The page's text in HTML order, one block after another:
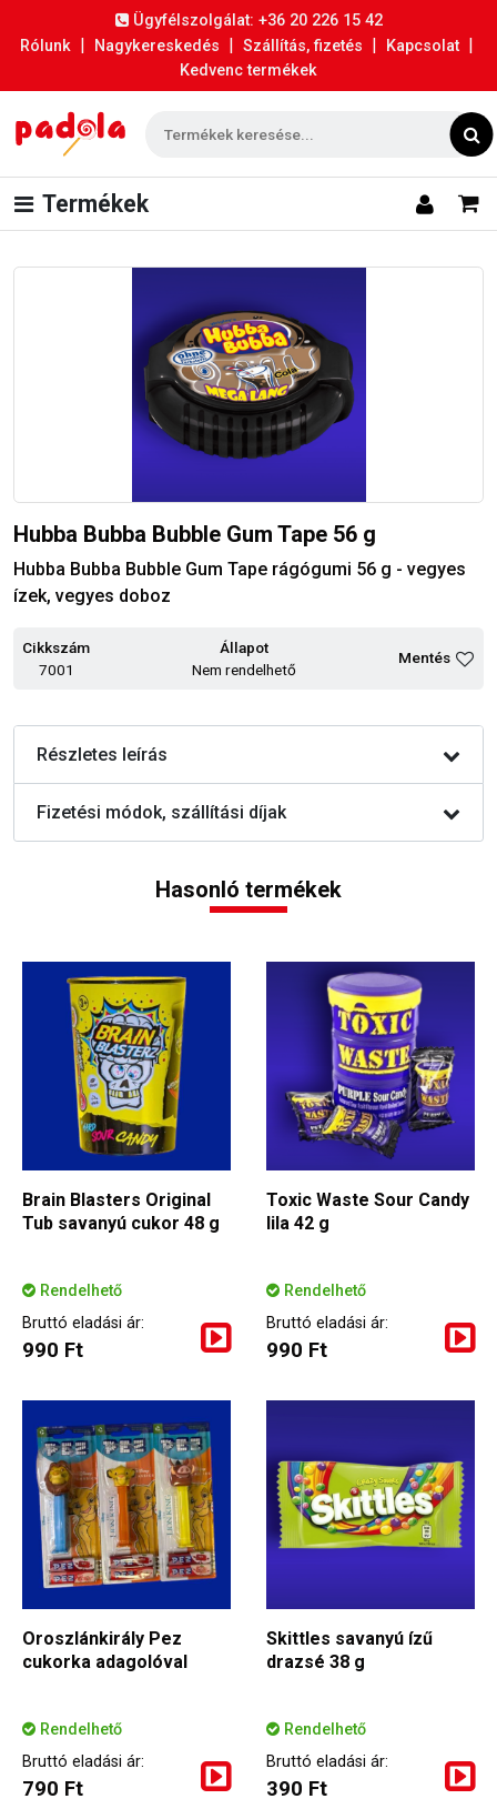
Ügyfélszolgálat: +36 20 226 15 42
Rólunk | Nagykereskedés | Szállítás, fizetés | Kapcsolat |
Kedvenc termékek
Termékek
Hubba Bubba Bubble Gum Tape 56 g
Hubba Bubba Bubble Gum Tape rágógumi 56 g - vegyes
ízek, vegyes doboz
Cikkszám
7001
Állapot
Nem rendelhető
Mentés
Részletes leírás
Fizetési módok, szállítási díjak
Hasonló termékek
Brain Blasters Original
Tub savanyú cukor 48 g
Rendelhető
Bruttó eladási ár:
990 Ft
Toxic Waste Sour Candy
lila 42 g
Rendelhető
Bruttó eladási ár:
990 Ft
Oroszlánkirály Pez
cukorka adagolóval
Rendelhető
Bruttó eladási ár:
790 Ft
Skittles savanyú ízű
drazsé 38 g
Rendelhető
Bruttó eladási ár:
390 Ft